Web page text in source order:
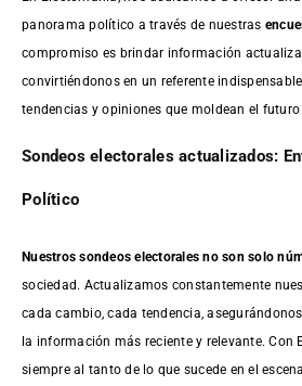
panorama político a través de nuestras
compromiso es brindar información
convirtiéndonos en un referente
tendencias y opiniones que moldean el
Sondeos electorales actualizados:
Político
Nuestros sondeos electorales no son solo
sociedad. Actualizamos constantemente
cada cambio, cada tendencia,
la información más reciente y relevante. Con
siempre al tanto de lo que sucede en el